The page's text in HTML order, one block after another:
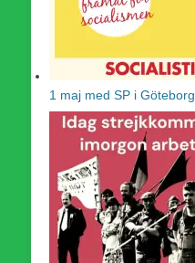
1 maj med SP i Göteborg